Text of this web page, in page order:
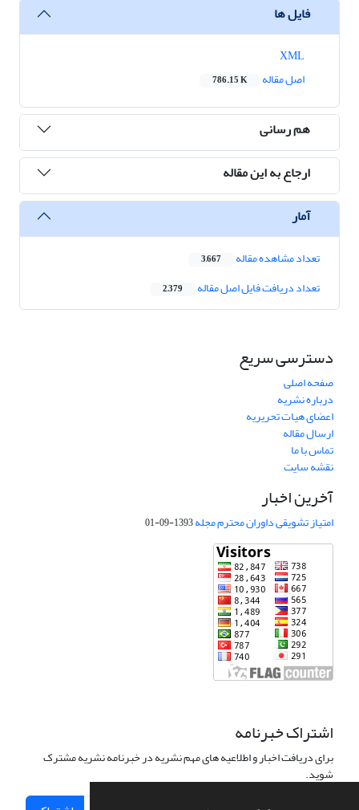
فایل ها
اصل مقاله
786.15 K
هم رسانی
ارجاع به این مقاله
آمار
تعداد مشاهده مقاله 3,667
تعداد دریافت فایل اصل مقاله 2,379
دسترسی سریع
صفحه اصلی
درباره نشریه
اعضای هیات تحریریه
ارسال مقاله
تماس با ما
نقشه سایت
آخرین اخبار
امتیاز تشویقی داوران محترم مجله1393-09-01
اشتراک خبرنامه
برای دریافت اخبار و اطلاعیه های مهم نشریه در خبرنامه نشریه مشترک
شوید.